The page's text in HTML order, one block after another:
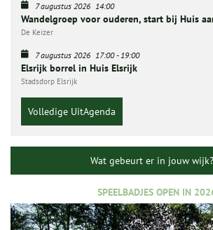
7 augustus 2026 14:00
Wandelgroep voor ouderen, start bij Huis
De Keizer
7 augustus 2026 17:00-19:00
Elsrijk borrel in Huis Elsrijk
Stadsdorp Elsrijk
Volledige UitAgenda
Wat gebeurt er in jouw wijk?
SPEELBADJES OPEN IN